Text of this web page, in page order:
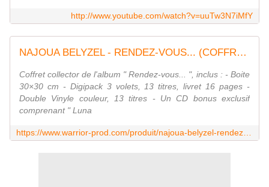
http://www.youtube.com/watch?v=uuTw3N7iMfY
NAJOUA BELYZEL - RENDEZ-VOUS... (COFFRET COLLECTOR)
Coffret collector de l'album " Rendez-vous... ", inclus : - Boite
30×30 cm - Digipack 3 volets, 13 titres, livret 16 pages -
Double Vinyle couleur, 13 titres - Un CD bonus exclusif
comprenant " Luna